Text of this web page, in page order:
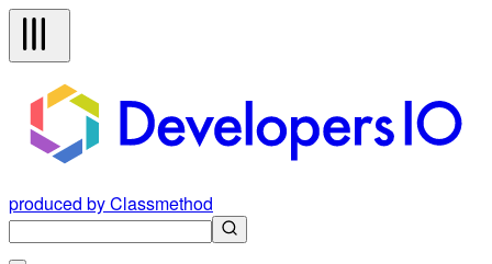
produced by Classmethod